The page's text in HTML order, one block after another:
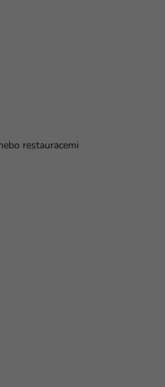
restauracemi